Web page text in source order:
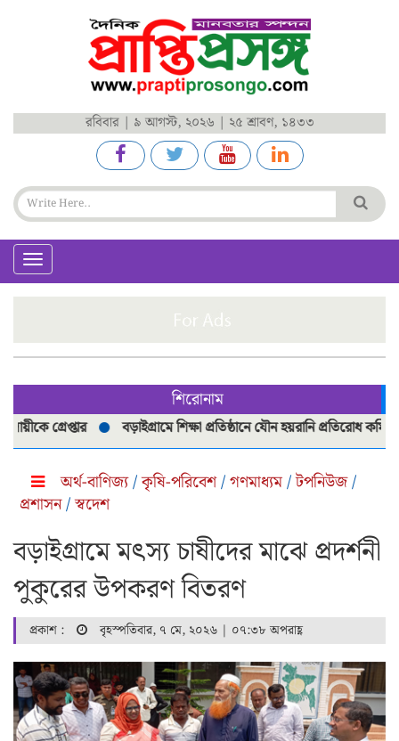
রবিবার | ৯ আগস্ট, ২০২৬ | ২৫ শ্রাবণ, ১৪৩৩
Toggle
navigation
শিরোনাম
গ্রেপ্তার বড়াইগ্রামে শিক্ষা প্রতিষ্ঠানে যৌন হয়রানি প্রতিরোধ কমিটি
অর্থ-বাণিজ্য/কৃষি-পরিবেশ/গণমাধ্যম/টপনিউজ/
প্রশাসন/স্বদেশ
বড়াইগ্রামে মৎস্য চাষীদের মাঝে প্রদর্শনী
পুকুরের উপকরণ বিতরণ
প্রকাশ : বৃহস্পতিবার, ৭ মে, ২০২৬ | ০৭:৩৮ অপরাহ্ণ